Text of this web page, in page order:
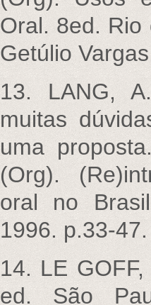
Oral. 8ed. Rio
Getúlio
13. LANG,
muitas
uma
(Org).
oral no
1996. p.33-47.
14. LE
ed. São